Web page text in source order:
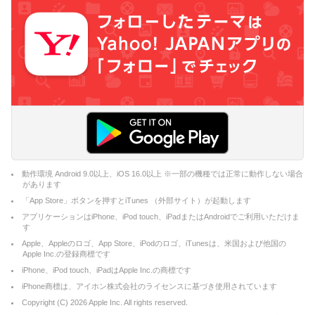
動作環境 Android 9.0以上、iOS 16.0以上 ※一部の機種では正常に動作しない場合
があります
「App Store」ボタンを押すとiTunes （外部サイト）が起動します
アプリケーションはiPhone、iPod touch、iPadまたはAndroidでご利用いただけま
す
Apple、Appleのロゴ、App Store、iPodのロゴ、iTunesは、米国および他国の
Apple Inc.の登録商標です
iPhone、iPod touch、iPadはApple Inc.の商標です
iPhone商標は、アイホン株式会社のライセンスに基づき使用されています
Copyright (C) 2026Apple Inc. All rights reserved.